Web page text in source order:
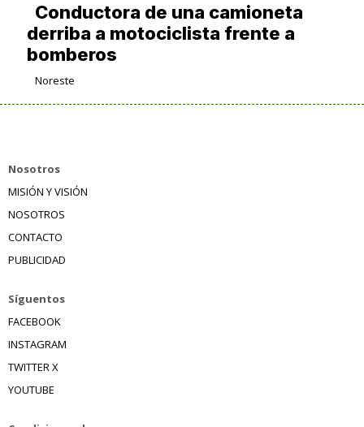
Conductora de una camioneta
derriba a motociclista frente a
bomberos
Noreste
Nosotros
MISIÓN Y VISIÓN
NOSOTROS
CONTACTO
PUBLICIDAD
Síguentos
FACEBOOK
INSTAGRAM
TWITTER X
YOUTUBE